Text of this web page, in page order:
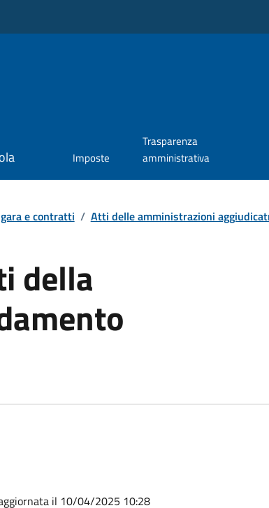
Imposte
Trasparenza
amministrativa
e contratti / Atti delle amministrazioni
della
il 10/04/2025 10:28